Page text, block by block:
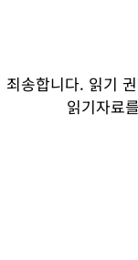
죄송합니다. 읽기
읽기자료